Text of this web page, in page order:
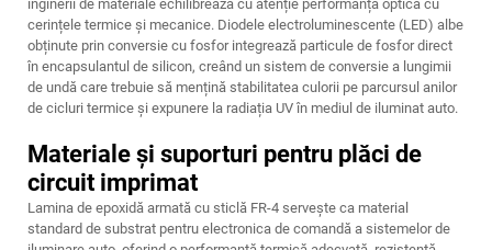
inginerii de materiale echilibrează cu atenție performanța optică cu
cerințele termice și mecanice. Diodele electroluminescente (LED) albe
obținute prin conversie cu fosfor integrează particule de fosfor direct
în encapsulantul de silicon, creând un sistem de conversie a lungimii
de undă care trebuie să mențină stabilitatea culorii pe parcursul anilor
de cicluri termice și expunere la radiația UV în mediul de iluminat auto.
Materiale și suporturi pentru plăci de
circuit imprimat
Lamina de epoxidă armată cu sticlă FR-4 servește ca material
standard de substrat pentru electronica de comandă a sistemelor de